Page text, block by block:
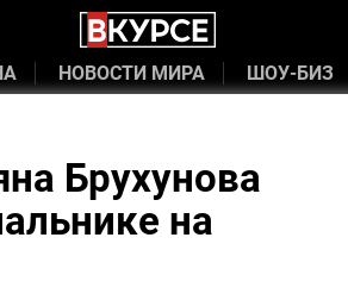
НОВОСТИ МИРА ШОУ-БИЗ
Брухунова
на